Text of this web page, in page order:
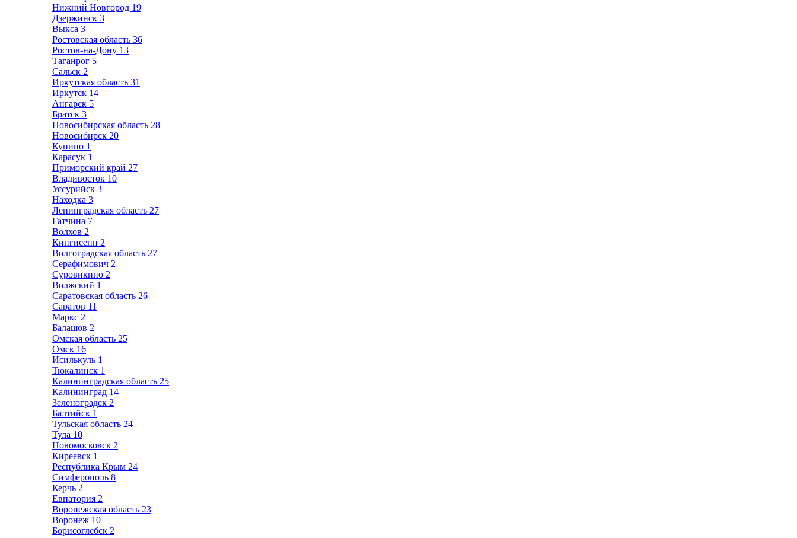
Нижний Новгород 19
Дзержинск 3
Выкса 3
Ростовская область 36
Ростов-на-Дону 13
Таганрог 5
Сальск 2
Иркутская область 31
Иркутск 14
Ангарск 5
Братск 3
Новосибирская область 28
Новосибирск 20
Купино 1
Карасук 1
Приморский край 27
Владивосток 10
Уссурийск 3
Находка 3
Ленинградская область 27
Гатчина 7
Волхов 2
Кингисепп 2
Волгоградская область 27
Серафимович 2
Суровикино 2
Волжский 1
Саратовская область 26
Саратов 11
Маркс 2
Балашов 2
Омская область 25
Омск 16
Исилькуль 1
Тюкалинск 1
Калининградская область 25
Калининград 14
Зеленоградск 2
Балтийск 1
Тульская область 24
Тула 10
Новомосковск 2
Киреевск 1
Республика Крым 24
Симферополь 8
Керчь 2
Евпатория 2
Воронежская область 23
Воронеж 10
Борисоглебск 2